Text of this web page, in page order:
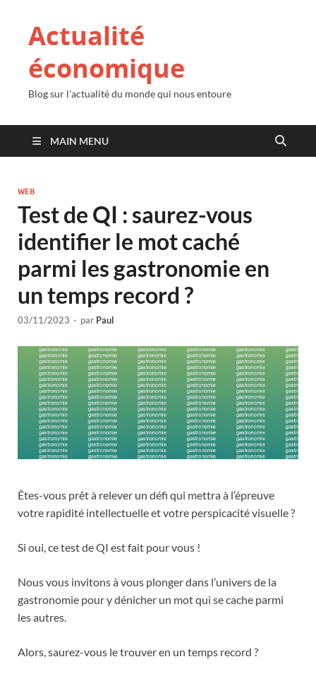
Actualité
économique
Blog sur l'actualité du monde qui nous entoure
MAIN MENU
WEB
Test de QI : saurez-vous
identifier le mot caché
parmi les gastronomie en
un temps record ?
03/11/2023 - par Paul
Êtes-vous prêt à relever un défi qui mettra à l’épreuve
votre rapidité intellectuelle et votre perspicacité visuelle ?
Si oui, ce test de QI est fait pour vous !
Nous vous invitons à vous plonger dans l’univers de la
gastronomie pour y dénicher un mot qui se cache parmi
les autres.
Alors, saurez-vous le trouver en un temps record ?